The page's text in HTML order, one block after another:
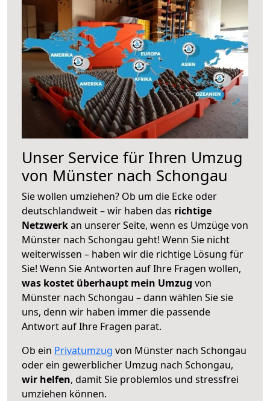
Unser Service für Ihren Umzug
von Münster nach Schongau
Sie wollen umziehen? Ob um die Ecke oder
deutschlandweit – wir haben das richtige
Netzwerkan unserer Seite, wenn es Umzüge von
Münster nach Schongau geht! Wenn Sie nicht
weiterwissen – haben wir die richtige Lösung für
Sie! Wenn Sie Antworten auf Ihre Fragen wollen,
was kostet überhaupt mein Umzug von
Münster nach Schongau – dann wählen Sie sie
uns, denn wir haben immer die passende
Antwort auf Ihre Fragen parat.
Ob ein Privatumzug von Münster nach Schongau
oder ein gewerblicher Umzug nach Schongau,
wir helfen, damit Sie problemlos und stressfrei
umziehen können.